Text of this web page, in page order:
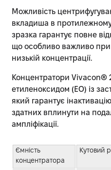
Можливість
вкладиша в
зразка гарантує повне
що особливо важливо при
низькій концентрації.
Концентратори Vivacon®
етиленоксидом (ЕО) із
який гарантує
здатних вплинути на
ампліфікації.
Ємність
концентратора
Кутовий